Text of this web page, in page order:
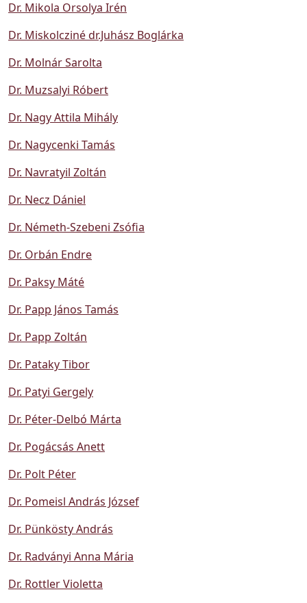
Dr. Mikola Orsolya Irén
Dr. Miskolcziné dr.Juhász Boglárka
Dr. Molnár Sarolta
Dr. Muzsalyi Róbert
Dr. Nagy Attila Mihály
Dr. Nagycenki Tamás
Dr. Navratyil Zoltán
Dr. Necz Dániel
Dr. Németh-Szebeni Zsófia
Dr. Orbán Endre
Dr. Paksy Máté
Dr. Papp János Tamás
Dr. Papp Zoltán
Dr. Pataky Tibor
Dr. Patyi Gergely
Dr. Péter-Delbó Márta
Dr. Pogácsás Anett
Dr. Polt Péter
Dr. Pomeisl András József
Dr. Pünkösty András
Dr. Radványi Anna Mária
Dr. Rottler Violetta